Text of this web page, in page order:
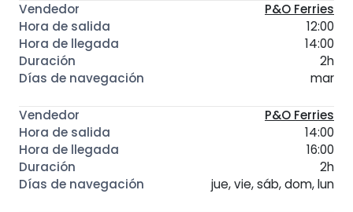
P&O Ferries
12:00
14:00
2h
mar
P&O Ferries
14:00
16:00
2h
jue, vie, sáb, dom, lun